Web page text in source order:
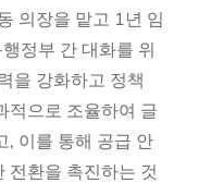
의장을 맡고 1년 임
정부 간 대화를 위
을 강화하고 정책
적으로 조율하여 글
, 이를 통해 공급 안
전환을 촉진하는 것